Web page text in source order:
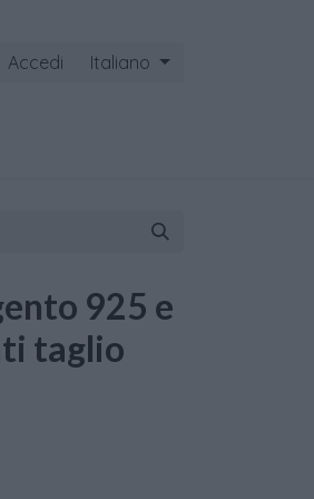
Accedi Italiano
925 e
taglio